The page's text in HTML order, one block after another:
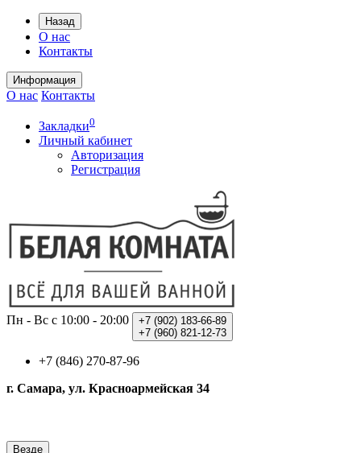
Назад
О нас
Контакты
Информация
О нас Контакты
Закладки0
Личный кабинет
Авторизация
Регистрация
Пн - Вс с 10:00 - 20:00 +7 (902) 183-66-89
+7 (960) 821-12-73
+7 (846) 270-87-96
г. Самара, ул. Красноармейская 34
Везде